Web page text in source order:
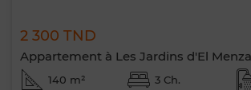
2 300 TND
Appartement à Les Jardins d'El
140 m² 3 Ch.